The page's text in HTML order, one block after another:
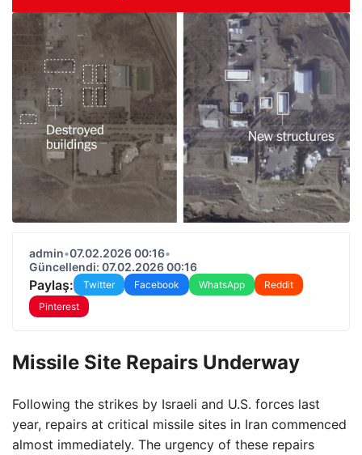
admin•07.02.2026 00:16•
Güncellendi: 07.02.2026 00:16
Paylaş: Twitter Facebook WhatsApp
Reddit
Pinterest
Missile Site Repairs Underway
Following the strikes by Israeli and U.S. forces last
year, repairs at critical missile sites in Iran commenced
almost immediately. The urgency of these repairs